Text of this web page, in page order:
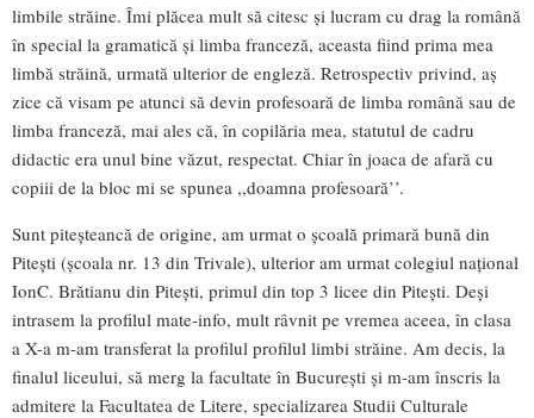
limbile străine. Îmi plăcea mult să citesc și lucram cu drag la română
în special la gramatică și limba franceză, aceasta fiind prima mea
limbă străină, urmată ulterior de engleză. Retrospectiv privind, aș
zice că visam pe atunci să devin profesoară de limba română sau de
limba franceză, mai ales că, în copilăria mea, statutul de cadru
didactic era unul bine văzut, respectat. Chiar în joaca de afară cu
copiii de la bloc mi se spunea ,,doamna profesoară’’.
Sunt piteșteancă de origine, am urmat o școală primară bună din
Pitești (școala nr. 13 din Trivale), ulterior am urmat colegiul național
IonC. Brătianu din Pitești, primul din top 3 licee din Pitești. Deși
intrasem la profilul mate-info, mult râvnit pe vremea aceea, în clasa
a X-a m-am transferat la profilul profilul limbi străine. Am decis, la
finalul liceului, să merg la facultate în București și m-am înscris la
admitere la Facultatea de Litere, specializarea Studii Culturale